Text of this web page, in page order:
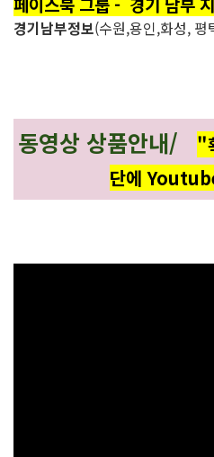
경기남부정보(수원,용인,화성,
동영상 상품안내/
"
단에